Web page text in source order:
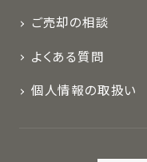
ご売却の相談
よくある質問
個人情報の取扱い